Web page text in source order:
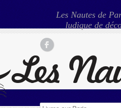
Les Nautes de
ludique de